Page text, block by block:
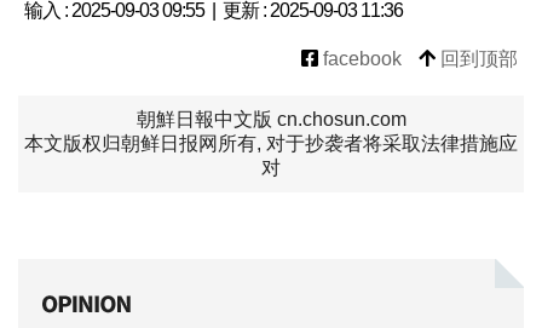
输入 : 2025-09-03 09:55 | 更新 : 2025-09-03 11:36
facebook 回到顶部
朝鮮日報中文版 cn.chosun.com
本文版权归朝鲜日报网所有, 对于抄袭者将采取法律措施应
对